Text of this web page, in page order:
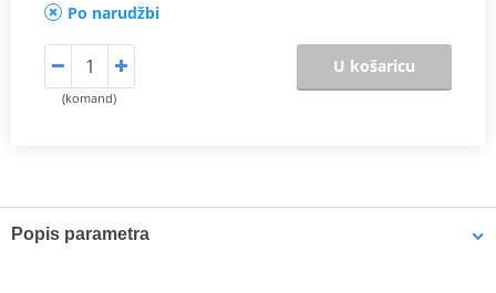
Po narudžbi
(komand)
U košaricu
Popis parametra